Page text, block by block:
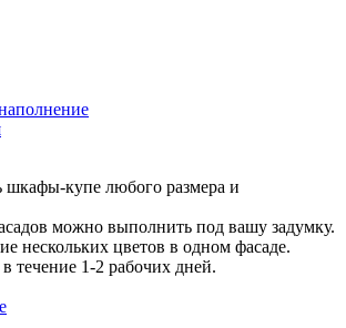
шкафы-купе любого размера и
можно выполнить под вашу задумку.
нескольких цветов в одном фасаде.
течение 1-2 рабочих дней.